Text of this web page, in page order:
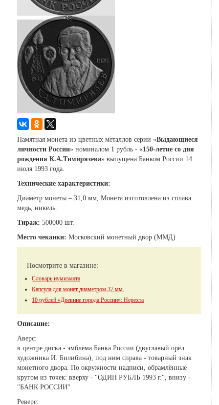
Памятная монета из цветных металлов серии «Выдающиеся
личности России» номиналом 1 рубль - «150-летие со дня
рождения К.А.Тимирязева» выпущена Банком России 14
июля 1993 года.
Технические характеристики:
Диаметр монеты – 31,0 мм, Монета изготовлена из сплава
медь, никель.
Тираж: 500000 шт.
Место чеканки: Московский монетный двор (ММД)
Посмотрите в магазине:
Словарь нумизмата
Капсула для монет диаметром 37 мм.
10 рублей «Древние города России»: Нерехта
Описание:
Аверс:
в центре диска - эмблема Банка России (двуглавый орёл
художника И. Билибина), под ним справа - товарный знак
монетного двора. По окружности надписи, обрамлённые
кругом из точек: вверху - "ОДИН РУБЛЬ 1993 г.", внизу -
"БАНК РОССИИ".
Реверс: